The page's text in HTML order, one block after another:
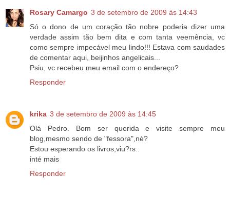
Rosary Camargo 3 de setembro de 2009 às 14:43
Só o dono de um coração tão nobre poderia dizer uma
verdade assim tão bem dita e com tanta veemência, vc
como sempre impecável meu lindo!!! Estava com saudades
de comentar aqui, beijinhos angelicais...
Psiu, vc recebeu meu email com o endereço?
Responder
krika 3 de setembro de 2009 às 14:45
Olá Pedro. Bom ser querida e visite sempre meu
blog,mesmo sendo de "fessora",nè?
Estou esperando os livros,viu?rs..
inté mais
Responder